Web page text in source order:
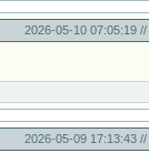
2026-05-10 07:05:19 //
2026-05-09 17:13:43 //